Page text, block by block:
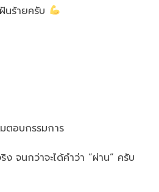
นร้ายครับ
ตอบกรรมการ
จนกว่าจะได้คำว่า “ผ่าน” ครับ